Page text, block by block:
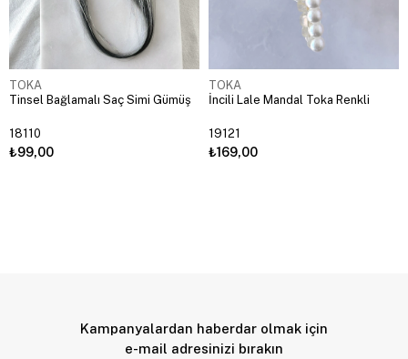
TOKA
Tinsel Bağlamalı Saç Simi Gümüş
18110
₺99,00
TOKA
İncili Lale Mandal Toka Renkli
19121
₺169,00
Kampanyalardan haberdar olmak için
e-mail adresinizi bırakın